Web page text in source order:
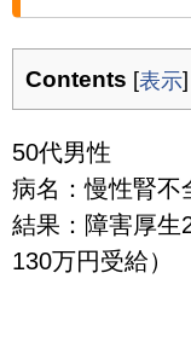
Contents [表示]
50代男性
病名：慢性腎不
結果：障害厚
130万円受給）